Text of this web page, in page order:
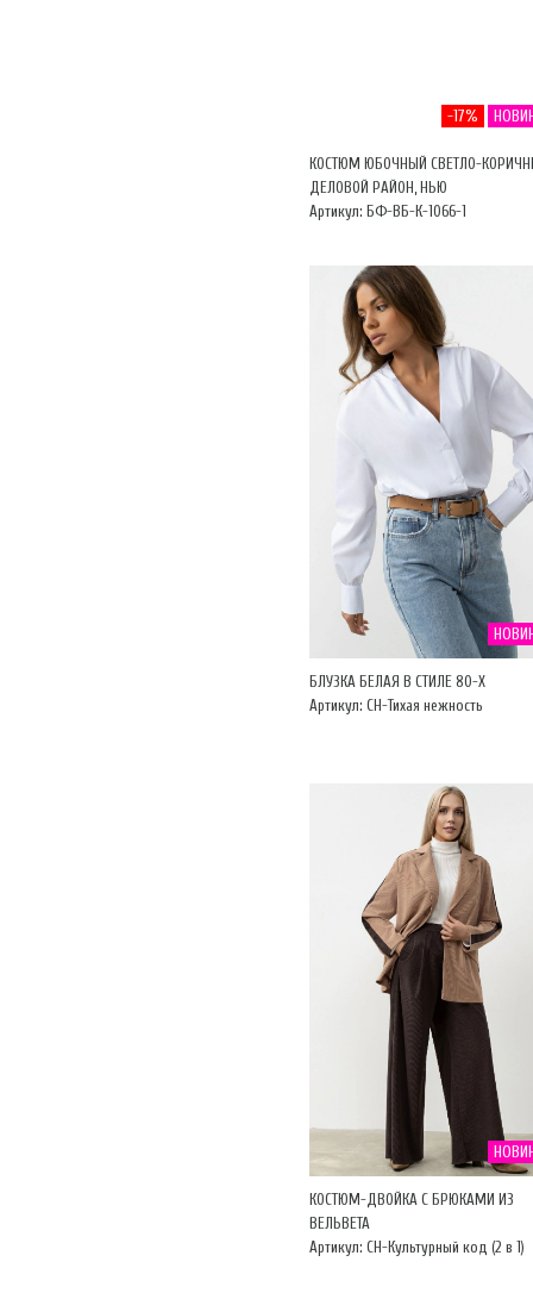
-17%
КОСТЮМ ЮБОЧНЫЙ СВЕТЛО-
ДЕЛОВОЙ РАЙОН, НЬЮ
Артикул: БФ-ВБ-К-1066-1
БЛУЗКА БЕЛАЯ В СТИЛЕ 80-Х
Артикул: CH-Тихая нежность
КОСТЮМ-ДВОЙКА С БРЮКАМИ ИЗ
ВЕЛЬВЕТА
Артикул: CH-Культурный код (2 в 1)